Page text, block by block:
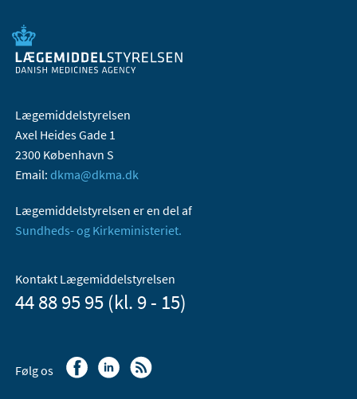
Lægemiddelstyrelsen
Axel Heides Gade 1
2300 København S
Email: dkma@dkma.dk
Lægemiddelstyrelsen er en del af
Sundheds- og Kirkeministeriet.
Kontakt Lægemiddelstyrelsen
44 88 95 95 (kl. 9 - 15)
Følg os